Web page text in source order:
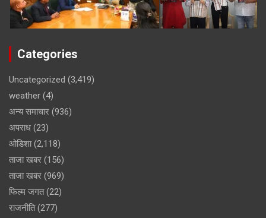
Categories
Uncategorized (3,419)
weather (4)
अन्य समाचार (936)
अपराध (23)
ओडिशा(2,118)
ताजा खबर (156)
ताजा खबर (969)
फिल्म जगत(22)
राजनीति(277)